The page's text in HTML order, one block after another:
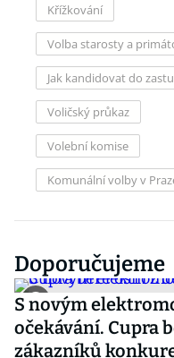
Křížkování
Volba starosty a
Jak kandidovat do
Voličský průkaz
Volební komise
Komunální volby v
Doporučujeme
S novým
očekávání. Cupra
zákazníků